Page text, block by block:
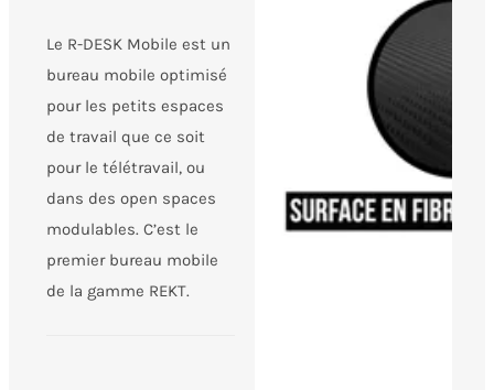
Le R-DESK Mobile est un
bureau mobile optimisé
pour les petits espaces
de travail que ce soit
pour le télétravail, ou
dans des open spaces
modulables. C’est le
premier bureau mobile
de la gamme REKT.